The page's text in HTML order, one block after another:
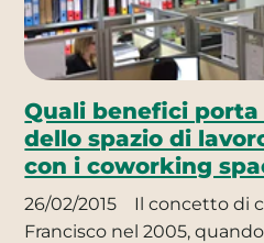
Quali benefici
dello spazio di
con i coworking
26/02/2015
Il concetto di
Francisco nel 2005,